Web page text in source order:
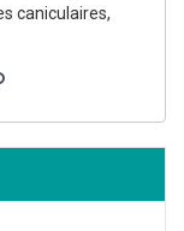
caniculaires,